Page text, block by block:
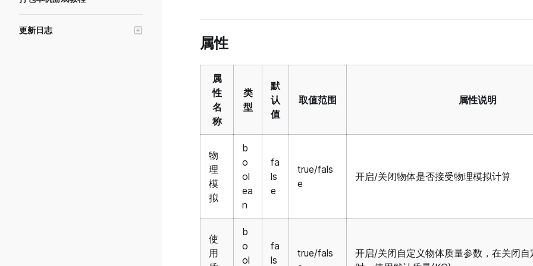
UI控件-绘图画布
点光源
游戏测试与沙箱
版本管理与实验
更新日志
属性
属
性
名
称
类
型
默
认
值
取值范围 属性说明
物
理
模
拟
b
o
ol
ea
n
fa
ls
e
true/fals
e
开启/关闭物体是否接受物理模拟计算
使
用
b
o
ol
fa
ls
true/fals
开启/关闭自定义物体质量参数，在关闭